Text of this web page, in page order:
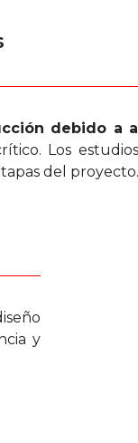
debido a
Los
del proyecto.
y